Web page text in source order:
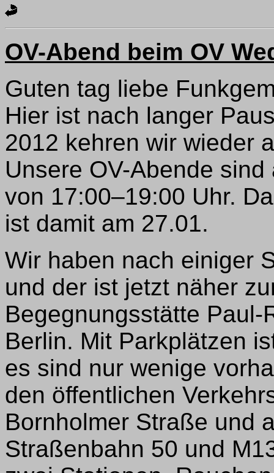
OV-Abend beim OV
Guten tag liebe
Hier ist nach langer
2012 kehren wir wieder
Unsere OV-Abende
von 17:00–19:00 Uhr.
ist damit am 27.01.
Wir haben nach einiger
und der ist jetzt näher
Begegnungsstätte
Berlin. Mit Parkplätzen
es sind nur wenige
den öffentlichen
Bornholmer Straße und
Straßenbahn 50 und